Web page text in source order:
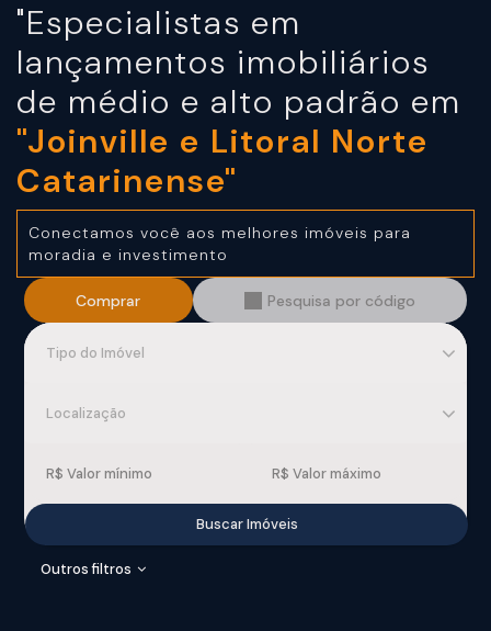
Conectamos você aos melhores imóveis para
moradia e investimento
"Especialistas em
lançamentos imobiliários
de médio e alto padrão em
"Joinville e Litoral Norte
Catarinense"
Comprar Pesquisa por código
Tipo do Imóvel
Localização